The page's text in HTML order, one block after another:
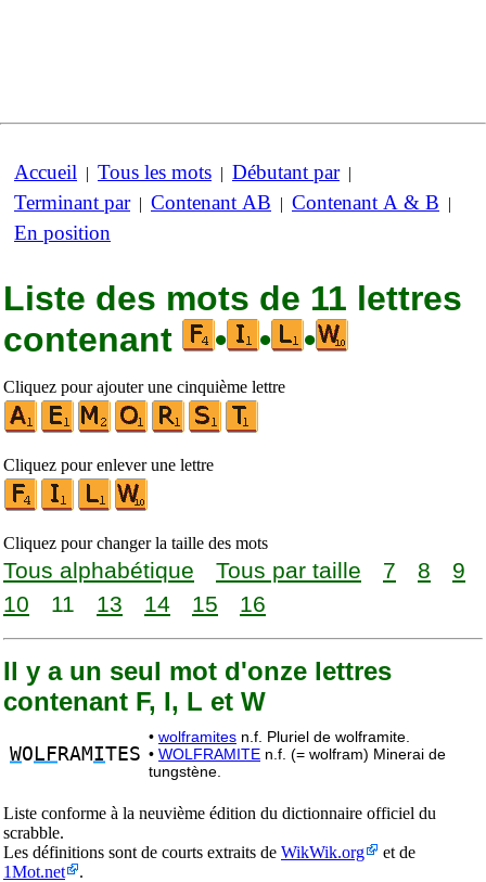
Accueil | Tous les mots | Débutant par|
Terminant par| Contenant AB | Contenant A & B |
En position
Liste des mots de 11 lettres
contenant
• • •
Cliquez pour ajouter une cinquième lettre
Cliquez pour enlever une lettre
Cliquez pour changer la taille des mots
Tous alphabétique Tous par taille 7 8
9
10
11 13 14 15 16
Il y a un seul mot d'onze lettres
contenant F, I, L et W
WO LF RAMITES
• wolframites n.f. Pluriel de wolframite.
• WOLFRAMITE n.f. (= wolfram) Minerai de
tungstène.
Liste conforme à la neuvième édition du dictionnaire officiel du
scrabble.
Les définitions sont de courts extraits de WikWik.org
et de
1Mot.net
.